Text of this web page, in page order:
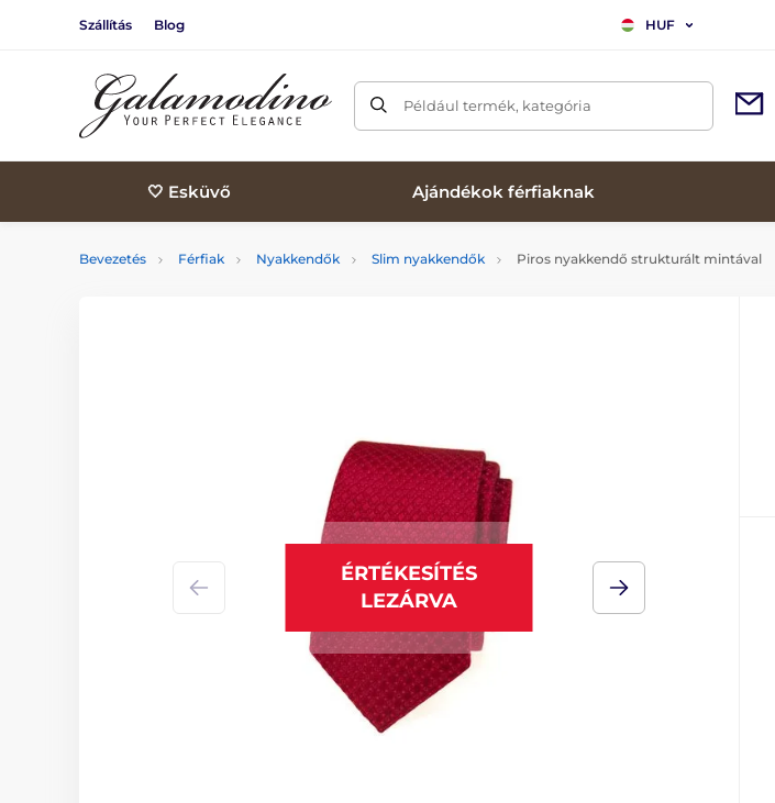
Szállítás Blog HUF
Például termék, kategória
🤍 Esküvő Ajándékok férfiaknak
Bevezetés Férfiak Nyakkendők Slim nyakkendők Piros nyakkendő strukturált mintával
ÉRTÉKESÍTÉS
LEZÁRVA